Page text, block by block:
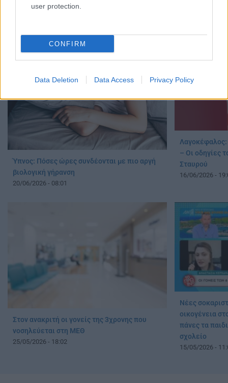
user protection.
CONFIRM
Data Deletion Data Access Privacy Policy
29/07/2026 - 20:52
Ύπνος: Πόσες ώρες συνδέονται με πιο αργή
βιολογική γήρανση
20/06/2026 - 08:01
Λαγοκέφαλος:
– Οι οδηγίες
Σταυρού
16/06/2026 -
Στον ανακριτή οι γονείς της 3χρονης που
νοσηλεύεται στη ΜΕΘ
25/05/2026 - 18:02
Νέες
οικογένεια
πάνες τα
σχολείο
15/05/2026 -